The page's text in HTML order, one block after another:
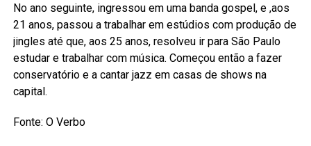
No ano seguinte, ingressou em uma banda gospel, e ,aos
21 anos, passou a trabalhar em estúdios com produção de
jingles até que, aos 25 anos, resolveu ir para São Paulo
estudar e trabalhar com música. Começou então a fazer
conservatório e a cantar jazz em casas de shows na
capital.
Fonte: O Verbo